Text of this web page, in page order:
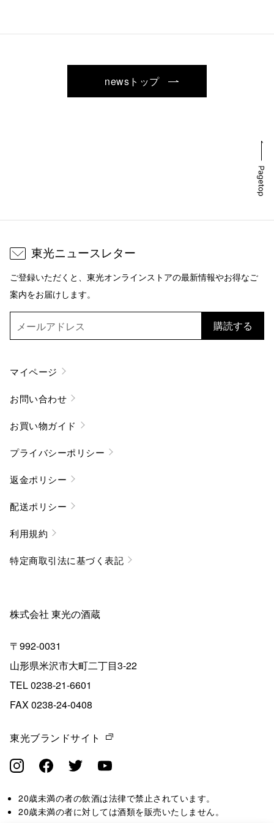
newsトップ
東光ニュースレター
ご登録いただくと、東光オンラインストアの最新情報やお得なご
案内をお届けします。
購読する
マイページ
お問い合わせ
お買い物ガイド
プライバシーポリシー
返金ポリシー
配送ポリシー
利用規約
特定商取引法に基づく表記
株式会社 東光の酒蔵
〒992-0031
山形県米沢市大町二丁目3-22
TEL 0238-21-6601
FAX 0238-24-0408
東光ブランドサイト
20歳未満の者の飲酒は法律で禁止されています。
20歳未満の者に対しては酒類を販売いたしません。